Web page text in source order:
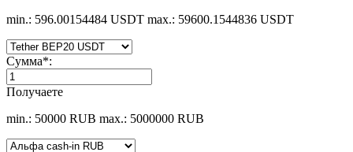
min.: 596.00154484 USDT max.: 59600.1544836 USDT
Сумма*:
Получаете
min.: 50000 RUB max.: 5000000 RUB